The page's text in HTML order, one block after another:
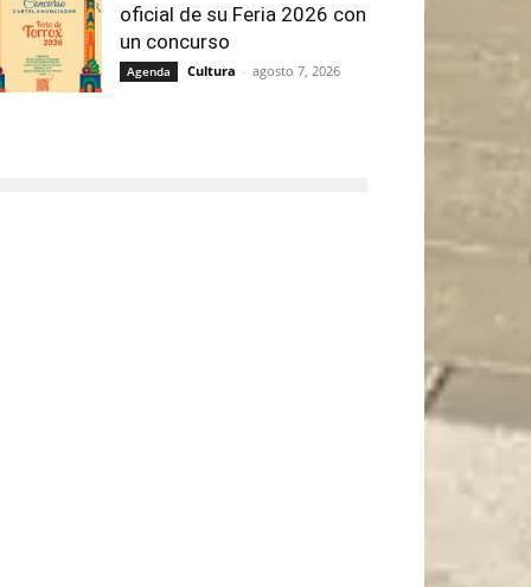
oficial de su Feria 2026 con
un concurso
Agenda Cultura - agosto 7, 2026